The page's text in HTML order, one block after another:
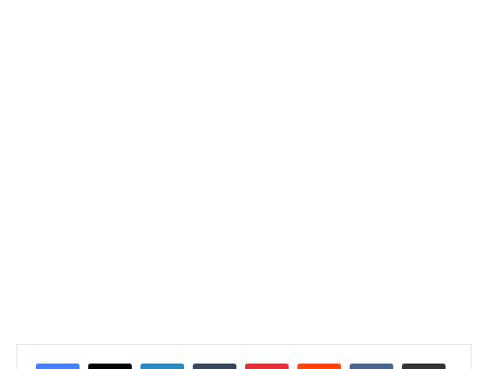
LinkedInTumblr PinterestReddit VKontakteIn einer E-